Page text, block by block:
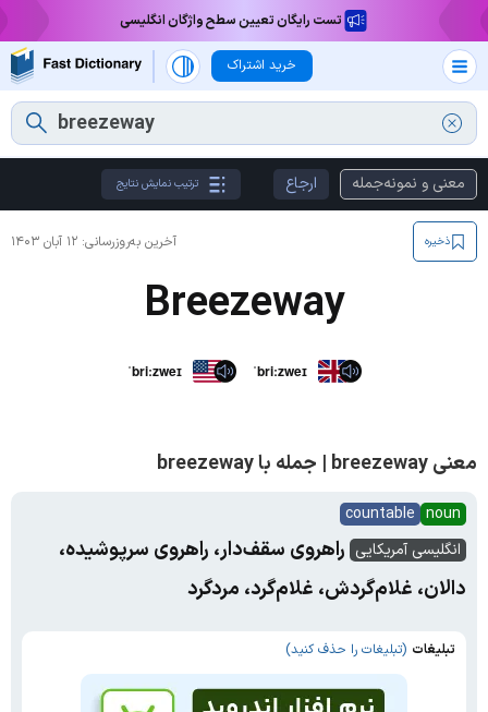
تست رایگان تعیین سطح واژگان انگلیسی
خرید اشتراک
معنی و نمونه‌جمله ارجاع ترتیب نمایش نتایج
آخرین به‌روزرسانی: ۱۲ آبان ۱۴۰۳ ذخیره
Breezeway
ˈbriːzweɪ ˈbriːzweɪ
معنی breezeway | جمله با breezeway
noun
countable
انگلیسی آمریکایی راهروی سقف‌دار، راهروی سرپوشیده،
دالان، غلام‌گردش، غلام‌گرد، مردگرد
تبلیغات (تبلیغات را حذف کنید)